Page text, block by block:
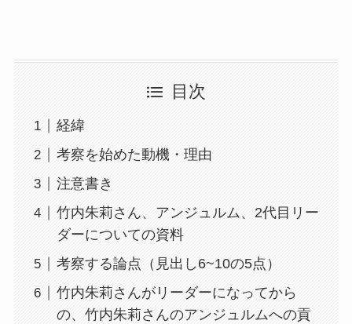
目次
経緯
考察を始めた動機・理由
注意書き
竹内朱莉さん、アンジュルム、2代目リー
ダーについての資料
考察する論点（見出し6~10の5点）
竹内朱莉さんがリーダーになってから
の、竹内朱莉さんのアンジュルムへの貢